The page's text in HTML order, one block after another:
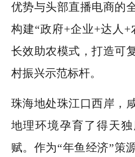
优势与头部直播电商的
构建“政府+企业+达人+
长效助农模式，打造可
村振兴示范标杆。
珠海地处珠江口西岸，
地理环境孕育了得天
赋。作为“年鱼经济”策